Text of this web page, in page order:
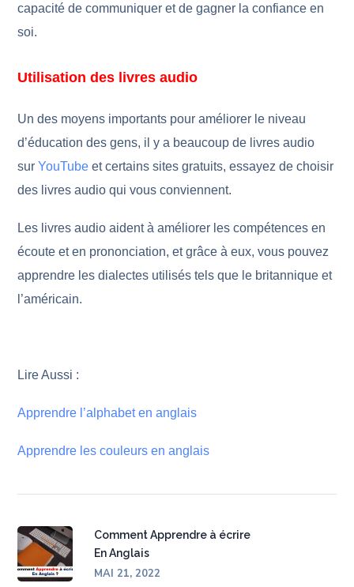
capacité de communiquer et de gagner la confiance en
soi.
Utilisation des livres audio
Un des moyens importants pour améliorer le niveau
d’éducation des gens, il y a beaucoup de livres audio
surYouTubeet certains sites gratuits, essayez de choisir
des livres audio qui vous conviennent.
Les livres audio aident à améliorer les compétences en
écoute et en prononciation, et grâce à eux, vous pouvez
apprendre les dialectes utilisés tels que le britannique et
l’américain.
Lire Aussi :
Apprendre l’alphabet en anglais
Apprendre les couleurs en anglais
Comment Apprendre à écrire
En Anglais
MAI 21, 2022